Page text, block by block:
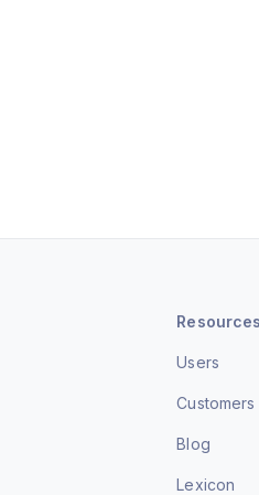
Resources
Users
Customers
Blog
Lexicon